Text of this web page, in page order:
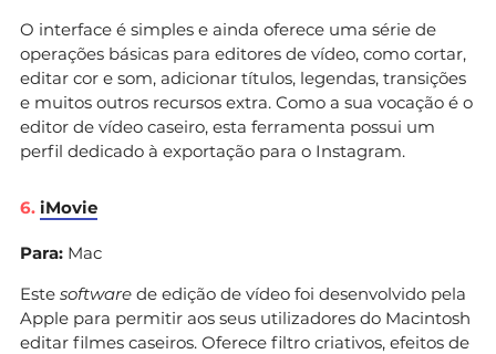
O interface é simples e ainda oferece uma série de
operações básicas para editores de vídeo, como cortar,
editar cor e som, adicionar títulos, legendas, transições
e muitos outros recursos extra. Como a sua vocação é o
editor de vídeo caseiro, esta ferramenta possui um
perfil dedicado à exportação para o Instagram.
6. iMovie
Para: Mac
Este software de edição de vídeo foi desenvolvido pela
Apple para permitir aos seus utilizadores do Macintosh
editar filmes caseiros. Oferece filtro criativos, efeitos de